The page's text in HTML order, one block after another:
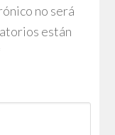
no será
están